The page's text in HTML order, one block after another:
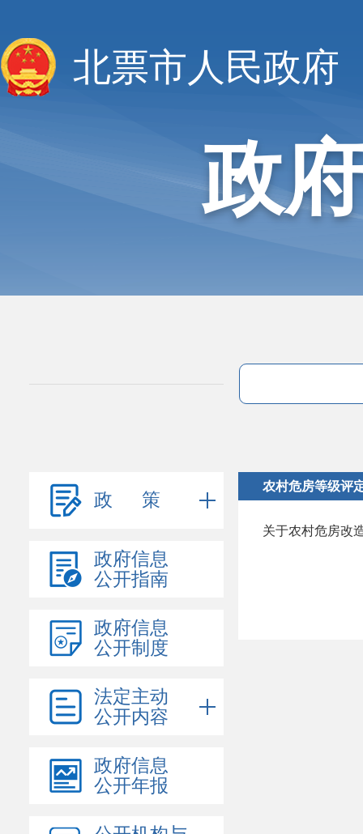
北票市人民政府
政
政 策
政府信息
公开指南
政府信息
公开制度
法定主动
公开内容
政府信息
公开年报
农村危房等级评
关于农村危房改